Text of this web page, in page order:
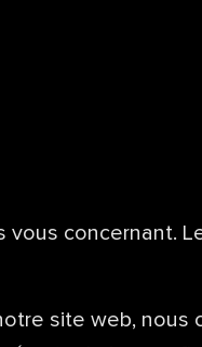
concernant.
site web, nous